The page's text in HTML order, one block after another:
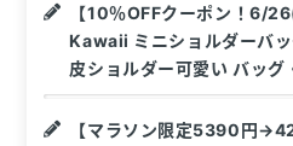
【10％OFFクーポン！6/
Kawaii ミニショルダーバ
皮ショルダー可愛い バッグ
【マラソン限定5390円